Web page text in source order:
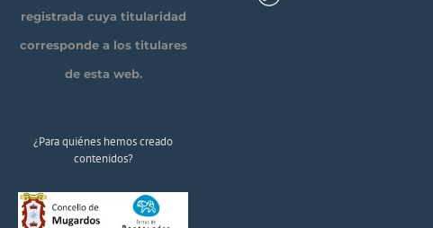
registrada cuya titularidad
corresponde a los titulares
de esta web.
¿Para quiénes hemos creado
contenidos?